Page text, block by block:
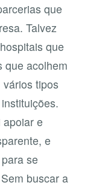
que
Talvez
que
que acolhem
tipos
e
e
se
buscar a